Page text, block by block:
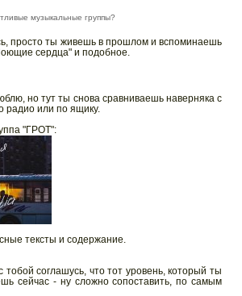
музыкальные группы?
просто ты живешь в прошлом и вспоминаешь
сердца" и подобное.
но тут ты снова сравниваешь наверняка с
радио или по ящику.
"ГРОТ":
тексты и содержание.
тобой соглашусь, что тот уровень, который ты
сейчас - ну сложно сопоставить, по самым